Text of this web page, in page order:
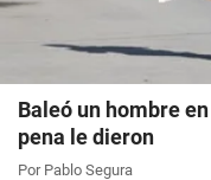
Baleó un hombre
pena le dieron
Por Pablo Segura